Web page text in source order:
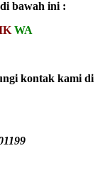
bawah ini :
WA
kontak kami di